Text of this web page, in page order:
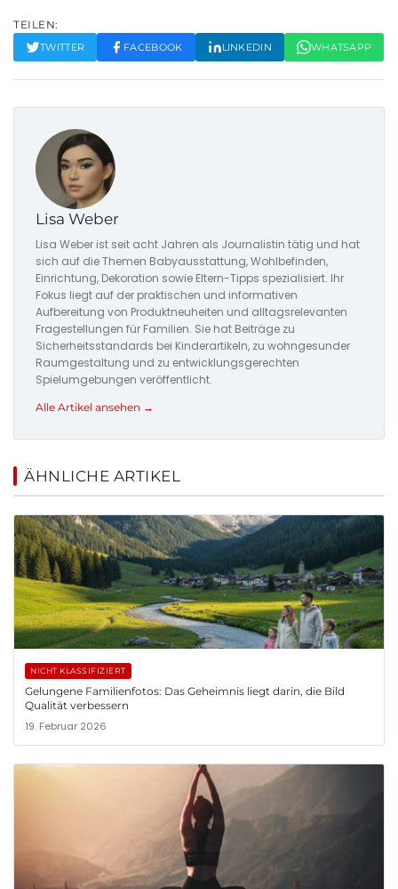
TEILEN:
TWITTER FACEBOOK LINKEDIN WHATSAPP
Lisa Weber
Lisa Weber ist seit acht Jahren als Journalistin tätig und hat
sich auf die Themen Babyausstattung, Wohlbefinden,
Einrichtung, Dekoration sowie Eltern-Tipps spezialisiert. Ihr
Fokus liegt auf der praktischen und informativen
Aufbereitung von Produktneuheiten und alltagsrelevanten
Fragestellungen für Familien. Sie hat Beiträge zu
Sicherheitsstandards bei Kinderartikeln, zu wohngesunder
Raumgestaltung und zu entwicklungsgerechten
Spielumgebungen veröffentlicht.
Alle Artikel ansehen →
ÄHNLICHE ARTIKEL
NICHT KLASSIFIZIERT
Gelungene Familienfotos: Das Geheimnis liegt darin, die Bild
Qualität verbessern
19. Februar 2026